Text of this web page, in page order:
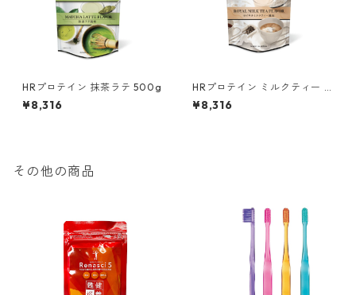
HRプロテイン 抹茶ラテ 500g
¥8,316
HRプロテイン ミルクティー 5
00g
¥8,316
その他の商品